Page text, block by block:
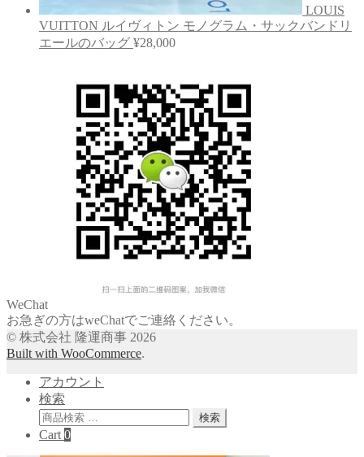
LOUIS
VUITTON ルイヴィトン モノグラム・サックバンドリ
エールのバッグ ¥28,000
WeChat
お急ぎの方はweChatでご連絡ください。
© 株式会社 隆運商事 2026
Built with WooCommerce.
アカウント
検索
検
索
検索
Cart 0